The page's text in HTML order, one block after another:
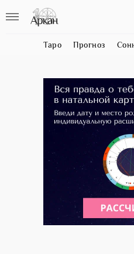
Таро Прогноз